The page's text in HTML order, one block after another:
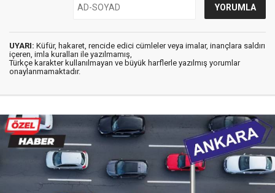
UYARI: Küfür, hakaret, rencide edici cümleler veya imalar, inançlara saldırı
içeren, imla kuralları ile yazılmamış,
Türkçe karakter kullanılmayan ve büyük harflerle yazılmış yorumlar
onaylanmamaktadır.